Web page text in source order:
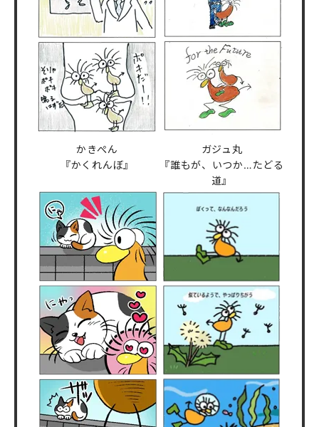
かきぺん
『かくれんぼ』
ガジュ丸
『誰もが、いつか…たどる
道』